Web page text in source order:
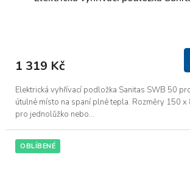
je
z
5
hvězdiček.
1 319 Kč
Elektrická vyhřívací podložka Sanitas SWB 50
útulné místo na spaní plné tepla. Rozměry 150
pro jednolůžko nebo...
OBLÍBENÉ